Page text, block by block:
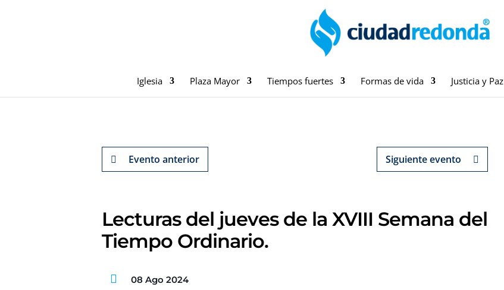
Iglesia Plaza Mayor Tiempos fuertes Formas de vida Justicia y Paz
Evento anterior Siguiente evento
Lecturas del jueves de la XVIII Semana del
Tiempo Ordinario.
08 Ago 2024